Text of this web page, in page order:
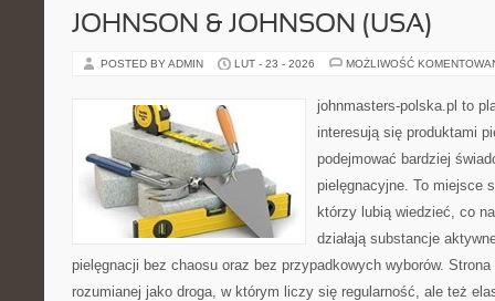
JOHNSON & JOHNSON (USA)
POSTED BY ADMIN LUT - 23 - 2026 MOŻLIWOŚĆ
johnmasters-polska.pl to
interesują się produktami
podejmować bardziej
pielęgnacyjne. To miejsce
którzy lubią wiedzieć, co
działają substancje
pielęgnacji bez chaosu oraz bez przypadkowych wyborów.
rozumianej jako droga, w którym liczy się regularność, ale też